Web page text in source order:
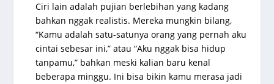
Ciri lain adalah pujian berlebihan yang kadang
bahkan nggak realistis. Mereka mungkin bilang,
“Kamu adalah satu-satunya orang yang pernah aku
cintai sebesar ini,” atau “Aku nggak bisa hidup
tanpamu,” bahkan meski kalian baru kenal
beberapa minggu. Ini bisa bikin kamu merasa jadi